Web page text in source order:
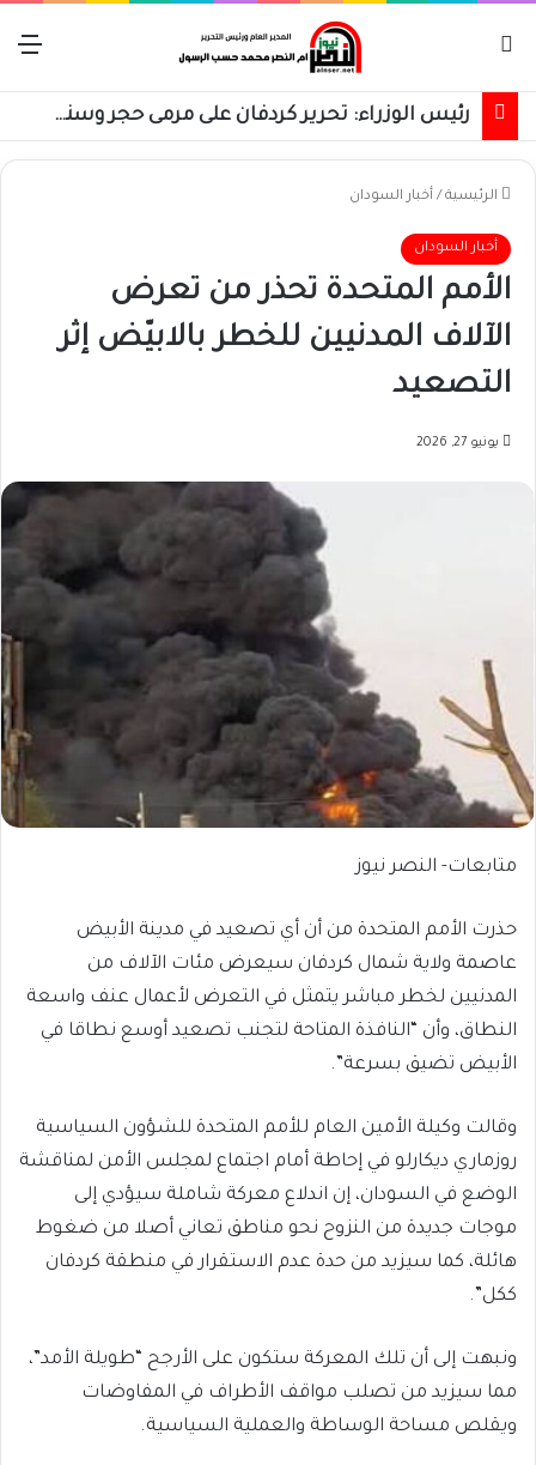
رئيس الوزراء: تحرير كردفان على مرمى حجر وسنسترد كل شبر
الرئيسية / أخبار السودان
أخبار السودان
الأمم المتحدة تحذر من تعرض
الآلاف المدنيين للخطر بالابيّض إثر
التصعيد
يونيو 27, 2026
متابعات- النصر نيوز
حذرت الأمم المتحدة من أن أي تصعيد في مدينة الأبيض
عاصمة ولاية شمال كردفان سيعرض مئات الآلاف من
المدنيين لخطر مباشر يتمثل في التعرض لأعمال عنف واسعة
النطاق، وأن “النافذة المتاحة لتجنب تصعيد أوسع نطاقا في
الأبيض تضيق بسرعة”.
وقالت وكيلة الأمين العام للأمم المتحدة للشؤون السياسية
روزماري ديكارلو في إحاطة أمام اجتماع لمجلس الأمن لمناقشة
الوضع في السودان، إن اندلاع معركة شاملة سيؤدي إلى
موجات جديدة من النزوح نحو مناطق تعاني أصلا من ضغوط
هائلة، كما سيزيد من حدة عدم الاستقرار في منطقة كردفان
ككل”.
ونبهت إلى أن تلك المعركة ستكون على الأرجح “طويلة الأمد”،
مما سيزيد من تصلب مواقف الأطراف في المفاوضات
ويقلص مساحة الوساطة والعملية السياسية.